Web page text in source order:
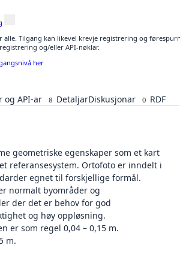
alle. Tilgang kan likevel krevje registrering og
og/eller API-nøklar.
her
og API-ar 8 DetaljarDiskusjonar 0 RDF
geometriske egenskaper som et kart
referansesystem. Ortofoto er inndelt i
egnet til forskjellige formål.
normalt byområder og
der det er behov for god
og høy oppløsning.
er som regel 0,04 – 0,15 m.
m.